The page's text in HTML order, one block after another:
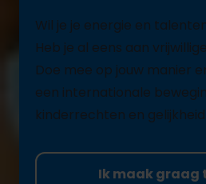
Wil je je energie en
Heb je al eens aan
Doe mee op jouw manier
een internationale
kinderrechten en
Ik maak graag